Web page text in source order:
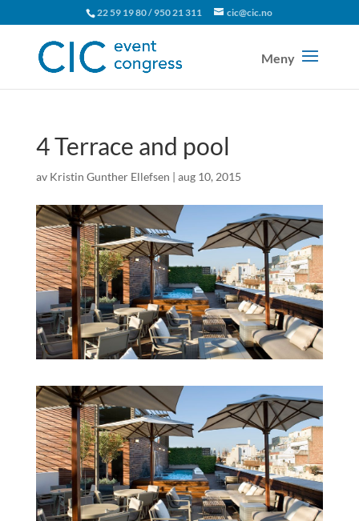
22 59 19 80 / 950 21 311 cic@cic.no
4 Terrace and pool
av Kristin Gunther Ellefsen | aug 10, 2015